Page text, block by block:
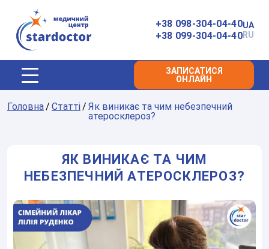
Головна
+38 098-304-04-40
+38 099-304-04-40
UA
RU
ЗАПИСАТИСЯ
ОНЛАЙН
Головна Статті
Як виникає та чим небезпечний
атеросклероз?
ЯК ВИНИКАЄ ТА ЧИМ
НЕБЕЗПЕЧНИЙ АТЕРОСКЛЕРОЗ?